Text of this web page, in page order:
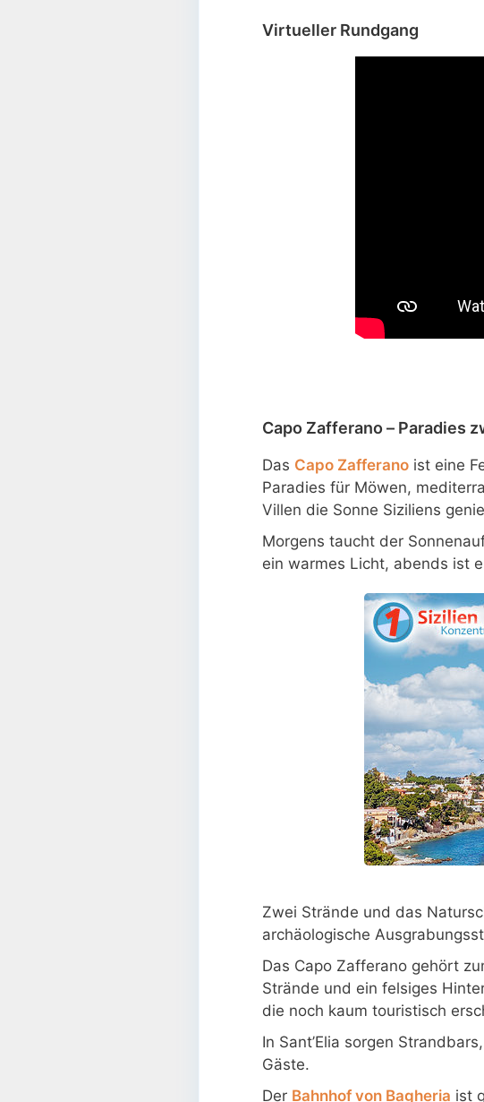
Virtueller Rundgang
Capo Zafferano – Paradies
Das Capo Zafferano ist eine
Paradies für Möwen,
Villen die Sonne Siziliens
Morgens taucht der
ein warmes Licht, abends ist
Zwei Strände und das
archäologische
Das Capo Zafferano gehört
Strände und ein felsiges
die noch kaum touristisch
In Sant’Elia sorgen
Gäste.
Der Bahnhof von Bagheria ist